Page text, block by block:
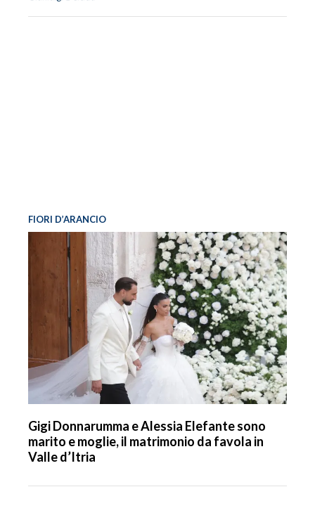
FIORI D’ARANCIO
Gigi Donnarumma e Alessia Elefante sono
marito e moglie, il matrimonio da favola in
Valle d’Itria